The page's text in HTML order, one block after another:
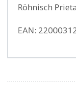
Röhnisch
EAN: